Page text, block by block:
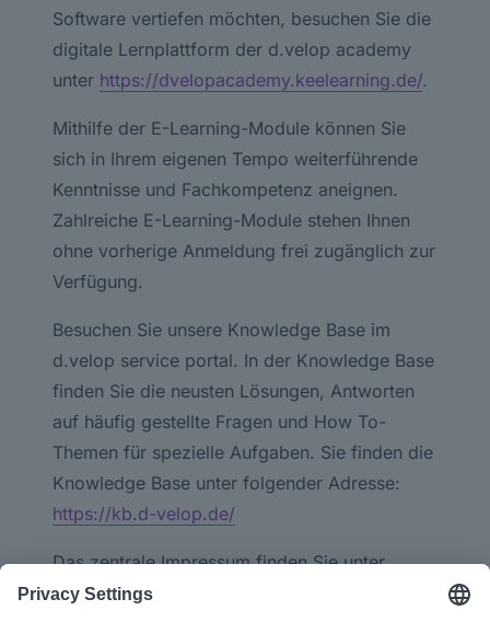
Software vertiefen möchten, besuchen Sie die
digitale Lernplattform der d.velop academy
unter https://dvelopacademy.keelearning.de/.
Mithilfe der E-Learning-Module können Sie
sich in Ihrem eigenen Tempo weiterführende
Kenntnisse und Fachkompetenz aneignen.
Zahlreiche E-Learning-Module stehen Ihnen
ohne vorherige Anmeldung frei zugänglich zur
Verfügung.
Besuchen Sie unsere Knowledge Base im
d.velop service portal. In der Knowledge Base
finden Sie die neusten Lösungen, Antworten
auf häufig gestellte Fragen und How To-
Themen für spezielle Aufgaben. Sie finden die
Knowledge Base unter folgender Adresse:
https://kb.d-velop.de/
Das zentrale Impressum finden Sie unter
https://www.d-velop.de/impressum